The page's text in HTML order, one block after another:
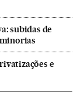
subidas de
e